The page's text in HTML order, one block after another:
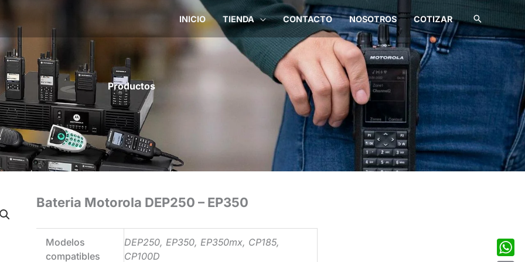
INICIO TIENDA CONTACTO NOSOTROS COTIZAR Buscar
Productos
Bateria Motorola DEP250 – EP350
Modelos
compatibles
DEP250, EP350, EP350mx, CP185,
CP100D